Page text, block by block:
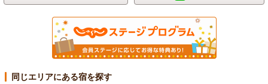
同じエリアにある宿を探す